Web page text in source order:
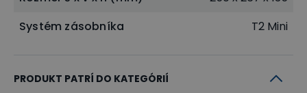
Systém zásobníka
T2 Mini
PRODUKT PATRÍ DO KATEGÓRIÍ